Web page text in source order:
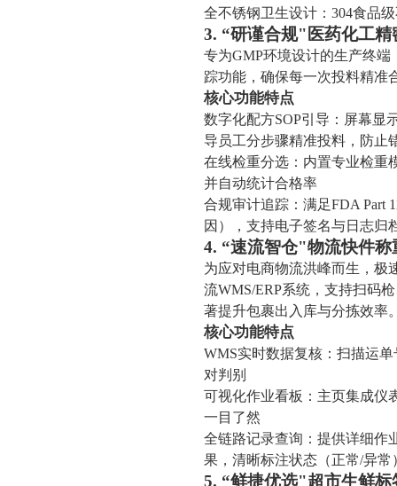
全不锈钢卫生设计：304食品
3. “研谨合规"医药化工精
专为GMP环境设计的生产终端
踪功能，确保每一次投料精准
核心功能特点
数字化配方SOP引导：屏幕显
导员工分步骤精准投料，防止
在线检重分选：内置专业检重
并自动统计合格率
合规审计追踪：满足FDA Part
因），支持电子签名与日志归
4. “速流智仓"物流快件称
为应对电商物流洪峰而生，极
流WMS/ERP系统，支持扫码
著提升包裹出入库与分拣效率
核心功能特点
WMS实时数据复核：扫描运
对判别
可视化作业看板：主页集成仪
一目了然
全链路记录查询：提供详细作
果，清晰标注状态（正常/异常
5. “鲜捷优选"超市生鲜标